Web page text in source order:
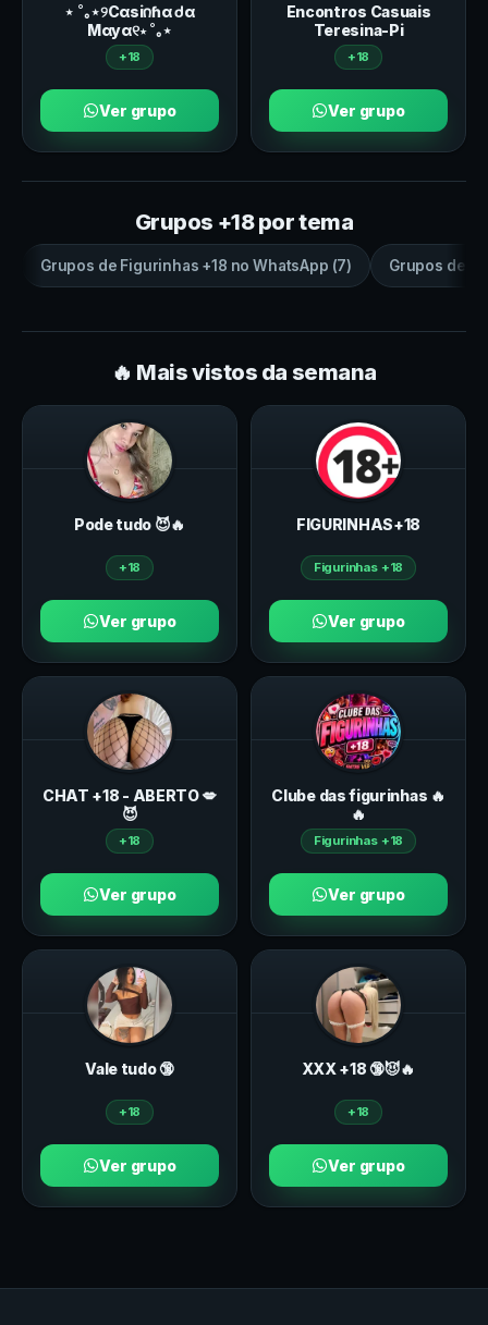
⋆ ˚｡⋆୨Cαsi𐓣ɦα ᑯα
Mαyα୧⋆ ˚｡⋆
+18
Ver grupo
Encontros Casuais
Teresina-Pi
+18
Ver grupo
Grupos +18 por tema
Grupos de Figurinhas +18 noWhatsApp (7) Grupos de
🔥 Mais vistos da semana
Pode tudo 😈🔥
+18
Ver grupo
FIGURINHAS+18
Figurinhas +18
Ver grupo
CHAT +18 - ABERTO 💋
😈
+18
Ver grupo
Clube das figurinhas 🔥
🔥
Figurinhas +18
Ver grupo
Vale tudo 🔞
+18
Ver grupo
ХXХ +18 🔞😈🔥
+18
Ver grupo